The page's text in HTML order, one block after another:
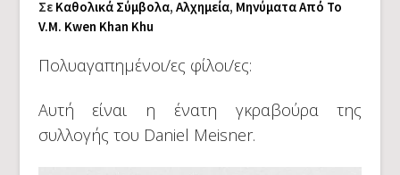
Σε Καθολικά Σύμβολα, Αλχημεία, Μηνύματα Από Το
V.M. Kwen Khan Khu
Πολυαγαπημένοι/ες φίλοι/ες:
Αυτή είναι η ένατη γκραβούρα της
συλλογής του Daniel Meisner.